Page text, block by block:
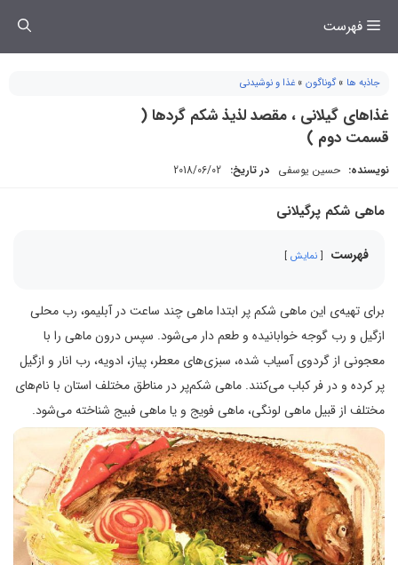
فهرست
جاذبه ها »گوناگون » غذا و نوشیدنی
غذاهای گیلانی ، مقصد لذیذ شکم گردها (
قسمت دوم )
نویسنده: حسین یوسفی در تاریخ: 2018/06/02
ماهی شکم‌ پرگیلانی
فهرست نمایش
برای تهیه‌ی این ماهی شکم پر ابتدا ماهی چند ساعت در آبلیمو، رب محلی
ازگیل و رب گوجه خوابانیده و طعم دار می‌شود. سپس درون ماهی را با
معجونی از گردوی آسیاب شده، سبزی‌های معطر، پیاز، ادویه، رب انار و ازگیل
پر کرده و در فر کباب می‌کنند. ماهی شکم‌پر در مناطق مختلف استان با نام‌های
مختلف از قبیل ماهی لونگی، ماهی فویج و یا ماهی فبیج شناخته می‌شود.